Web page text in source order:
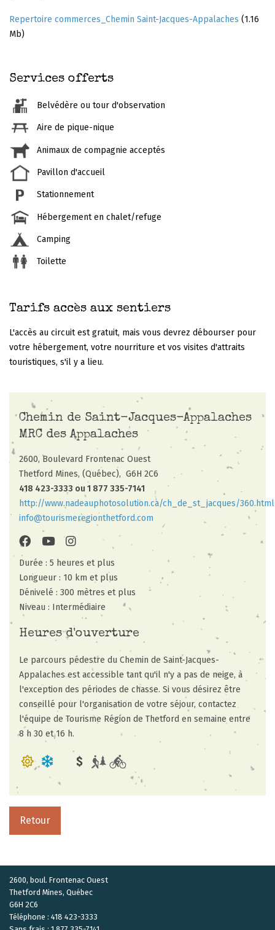
Repertoire commerces_Chemin Saint-Jacques-Appalaches (1.16
Mb)
Services offerts
Belvédère ou tour d'observation
Aire de pique-nique
Animaux de compagnie acceptés
Pavillon d'accueil
Stationnement
Hébergement en chalet/refuge
Camping
Toilette
Tarifs accès aux sentiers
L'accès au circuit est gratuit, mais vous devrez débourser pour
votre hébergement, votre nourriture et vos visites d'attraits
touristiques, s'il y a lieu.
Chemin de Saint-Jacques-Appalaches
MRC des Appalaches
2600, Boulevard Frontenac Ouest
Thetford Mines, (Québec), G6H 2C6
418 423-3333 ou 1 877 335-7141
http://www.nadeauphotosolution.ca/ch_de_st_jacques/360.html
info@tourismeregionthetford.com
Durée : 5 heures et plus
Longueur : 10 km et plus
Dénivelé : 300 mètres et plus
Niveau : Intermédiaire
Heures d'ouverture
Le parcours pédestre du Chemin de Saint-Jacques-
Appalaches est accessible tant qu'il n'y a pas de neige, à
l'exception des périodes de chasse. Si vous désirez être
conseillé pour l'organisation de votre séjour, contactez
l'équipe de Tourisme Région de Thetford en semaine entre
8 h 30 et 16 h.
Retour
2600, boul. Frontenac Ouest
Thetford Mines, Québec
G6H 2C6
Téléphone : 418 423-3333